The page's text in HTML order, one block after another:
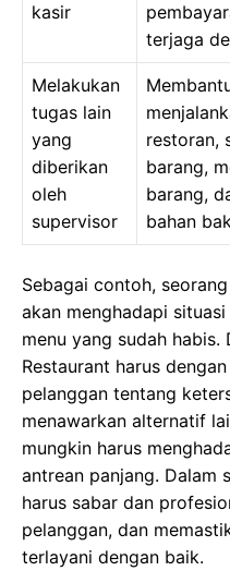
kasir
terjaga
Melakukan
tugas lain
yang
diberikan
oleh
supervisor
restoran,
barang,
barang,
bahan
Sebagai contoh,
akan menghadapi
menu yang sudah
Restaurant harus
pelanggan tentang
menawarkan alternatif
mungkin harus
antrean panjang. Dalam
harus sabar dan
pelanggan, dan
terlayani dengan baik.